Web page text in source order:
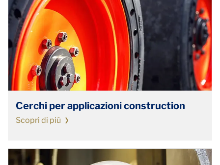
Cerchi per applicazioni construction
Scopri di più